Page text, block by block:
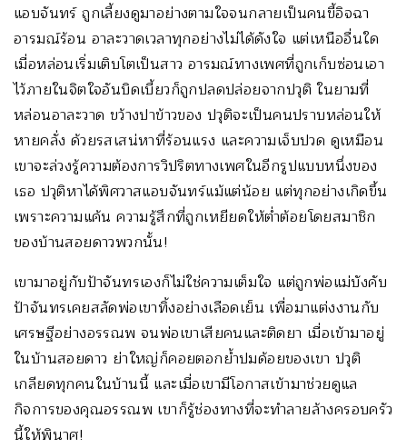
แอบจันทร์ ถูกเลี้ยงดูมาอย่างตามใจจนกลายเป็นคนขี้อิจฉา
อารมณ์ร้อน อาละวาดเวลาทุกอย่างไม่ได้ดังใจ แต่เหนืออื่นใด
เมื่อหล่อนเริ่มเติบโตเป็นสาว อารมณ์ทางเพศที่ถูกเก็บซ่อนเอา
ไว้ภายในจิตใจอันบิดเบี้ยวก็ถูกปลดปล่อยจากปวุติ ในยามที่
หล่อนอาละวาด ขว้างปาข้าวของ ปวุติจะเป็นคนปราบหล่อนให้
หายคลั่ง ด้วยรสเสน่หาที่ร้อนแรง และความเจ็บปวด ดูเหมือน
เขาจะล่วงรู้ความต้องการวิปริตทางเพศในอีกรูปแบบหนึ่งของ
เธอ ปวุติหาได้พิศวาสแอบจันทร์แม้แต่น้อย แต่ทุกอย่างเกิดขึ้น
เพราะความแค้น ความรู้สึกที่ถูกเหยียดให้ต่ำต้อยโดยสมาชิก
ของบ้านสอยดาวพวกนั้น!
เขามาอยู่กับป้าจันทรเองก็ไม่ใช่ความเต็มใจ แต่ถูกพ่อแม่บังคับ
ป้าจันทรเคยสลัดพ่อเขาทิ้งอย่างเลือดเย็น เพื่อมาแต่งงานกับ
เศรษฐีอย่างอรรณพ จนพ่อเขาเสียคนและติดยา เมื่อเข้ามาอยู่
ในบ้านสอยดาว ย่าใหญ่ก็คอยตอกย้ำปมด้อยของเขา ปวุติ
เกลียดทุกคนในบ้านนี้ และเมื่อเขามีโอกาสเข้ามาช่วยดูแล
กิจการของคุณอรรณพ เขาก็รู้ช่องทางที่จะทำลายล้างครอบครัว
นี้ให้พินาศ!